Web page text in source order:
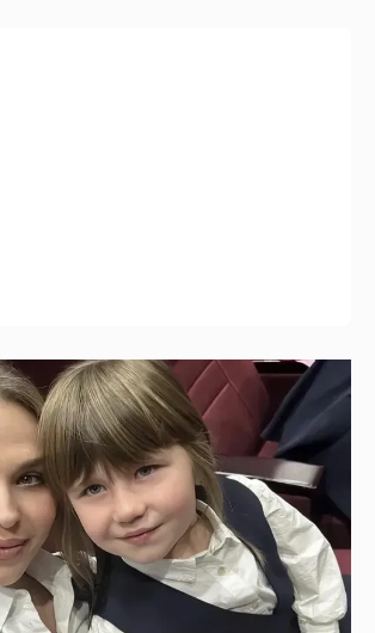
пропихивать". Пелагея
о будущем дочери, из-за
с бывшим мужем
1